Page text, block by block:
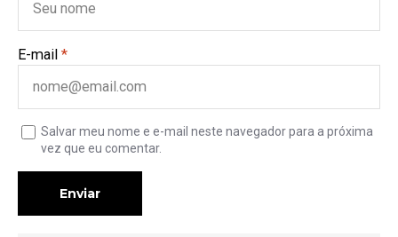
E-mail *
Salvar meu nome e e-mail neste navegador para a próxima
vez que eu comentar.
Enviar